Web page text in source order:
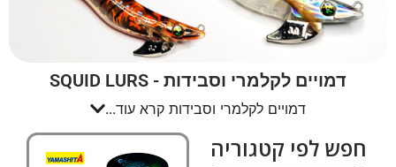
דמויים לקלמרי וסבידות - SQUID LURS
דמויים לקלמרי וסבידות קרא עוד...
חפש לפי קטגוריה